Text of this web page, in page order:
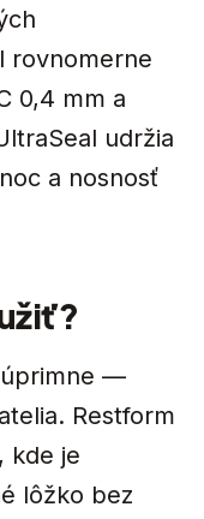
rovnomerne
0,4 mm a
udržia
a nosnosť
úprimne —
Restform
kde je
lôžko bez